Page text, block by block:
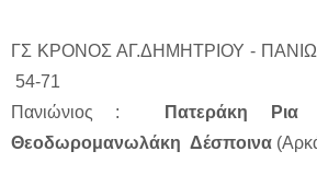
ΓΣ ΚΡΟΝΟΣ ΑΓ.ΔΗΜΗΤΡΙΟΥ -
54-71
Πανιώνιος :
Πατεράκη Ρια
Θεοδωρομανωλάκη Δέσποινα